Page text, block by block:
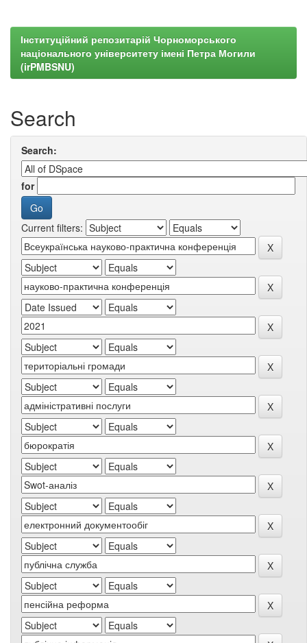
Інституційний репозитарій Чорноморського
національного університету імені Петра Могили
(irPMBSNU)
Search
Search:
for
Current filters: